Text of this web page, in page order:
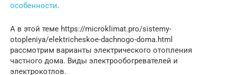
особенности.
А в этой теме https://microklimat.pro/sistemy-
otopleniya/elektricheskoe-dachnogo-doma.html
рассмотрим варианты электрического отопления
частного дома. Виды электрообогревателей и
электрокотлов.